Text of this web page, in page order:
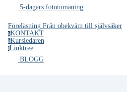
5-dagars fototumaning
Föreläsning Från obekväm till självsäker
kKONTAKT
kKursledaren
lLinktree
BLOGG